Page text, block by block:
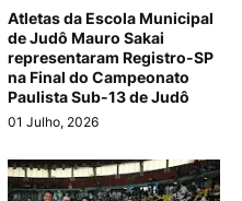
Atletas da Escola Municipal
de Judô Mauro Sakai
representaram Registro-SP
na Final do Campeonato
Paulista Sub-13 de Judô
01 Julho, 2026